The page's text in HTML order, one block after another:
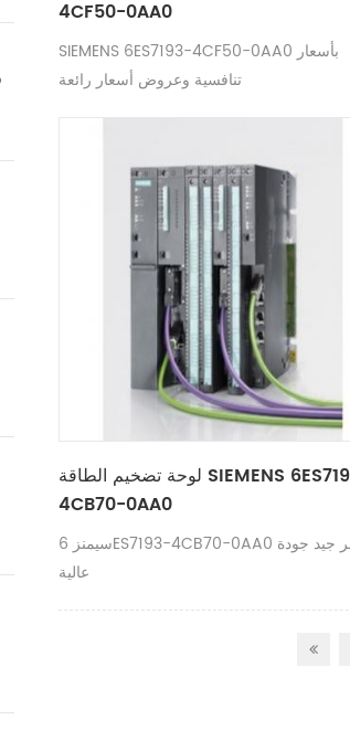
4CF50-0AA0
SIEMENS 6ES7193-4CF50-0AA0 بأسعار
تنافسية وعروض أسعار رائعة
لوحة تضخيم الطاقة SIEMENS 6ES7193-
4CB70-0AA0
سيمنز 6ES7193-4CB70-0AA0 سعر جيد جودة
عالية